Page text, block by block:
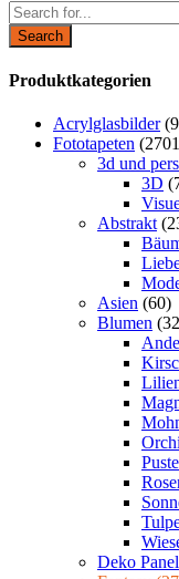
Search
Produktkategorien
Acrylglasbilder
Fototapeten
3d und
3D
Abstrakt
Asien (60)
Blumen
Deko